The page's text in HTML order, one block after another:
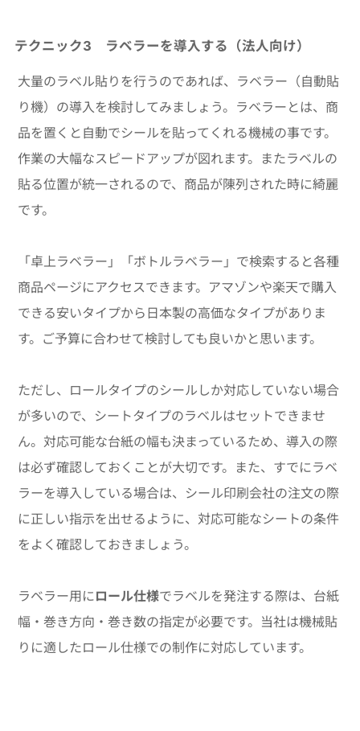
テクニック3 ラベラーを導入する （法人向け）
大量のラベル貼りを行うのであれば、ラベラー（自動貼
り機）の導入を検討してみましょう。ラベラーとは、商
品を置くと自動でシールを貼ってくれる機械の事です。
作業の大幅なスピードアップが図れます。またラベルの
貼る位置が統一されるので、商品が陳列された時に綺麗
です。
「卓上ラベラー」「ボトルラベラー」で検索すると各種
商品ページにアクセスできます。アマゾンや楽天で購入
できる安いタイプから日本製の高価なタイプがありま
す。ご予算に合わせて検討しても良いかと思います。
ただし、ロールタイプのシールしか対応していない場合
が多いので、シートタイプのラベルはセットできませ
ん。対応可能な台紙の幅も決まっているため、導入の際
は必ず確認しておくことが大切です。また、すでにラベ
ラーを導入している場合は、シール印刷会社の注文の際
に正しい指示を出せるように、対応可能なシートの条件
をよく確認しておきましょう。
ラベラー用にロール仕様でラベルを発注する際は、台紙
幅・巻き方向・巻き数の指定が必要です。当社は機械貼
りに適したロール仕様での制作に対応しています。